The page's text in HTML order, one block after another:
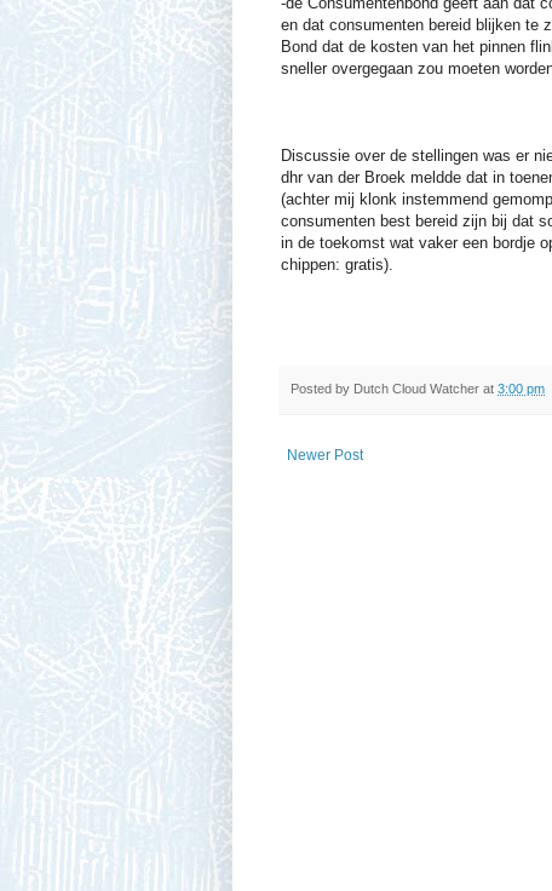
en dat consumenten bereid blijken te
Bond dat de kosten van het pinnen
sneller overgegaan zou moeten
Discussie over de stellingen was er
dhr van der Broek meldde dat in
(achter mij klonk instemmend
consumenten best bereid zijn bij dat
in de toekomst wat vaker een bordje
chippen: gratis).
Posted by Dutch Cloud Watcher at 3:00 pm
Newer Post